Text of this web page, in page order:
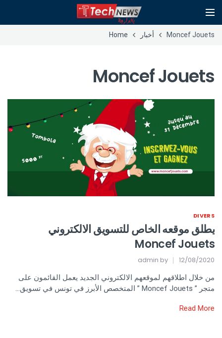
Moncef Jouets أخبار Home
Moncef Jouets
DIVERS
يطلق موقعه الخاص للتسويق الالكتروني
Moncef Jouets
12/08/2020
admin
من خلال اطلاقهم لموقعهم الالكتروني الجديد يعمل القائمون على
متجر ” Moncef Jouets ” المتخصص الأبرز في تونس في تسويق…
Read More